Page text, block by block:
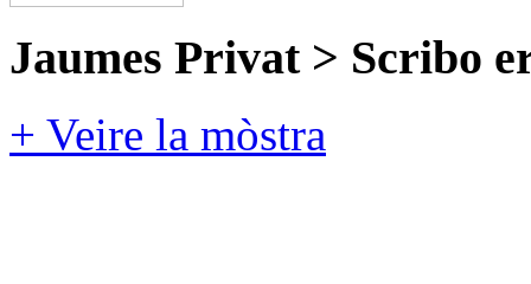
Jaumes Privat > Scribo
+ Veire la mòstra